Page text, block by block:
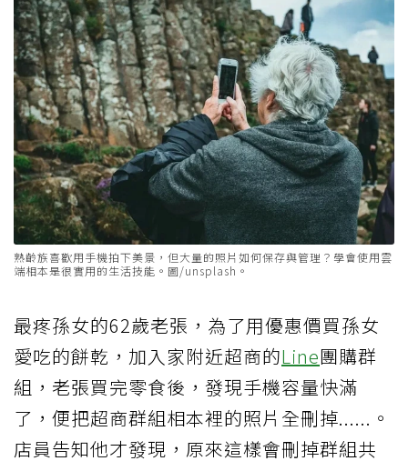
熟齡族喜歡用手機拍下美景，但大量的照片如何保存與管理？學會使用雲
端相本是很實用的生活技能。圖/unsplash。
最疼孫女的62歲老張，為了用優惠價買孫女
愛吃的餅乾，加入家附近超商的Line團購群
組，老張買完零食後，發現手機容量快滿
了，便把超商群組相本裡的照片全刪掉......。
店員告知他才發現，原來這樣會刪掉群組共